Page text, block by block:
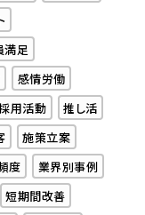
満足
感情労働
用活動
推し活
施策立案
度
業界別事例
短期間改善